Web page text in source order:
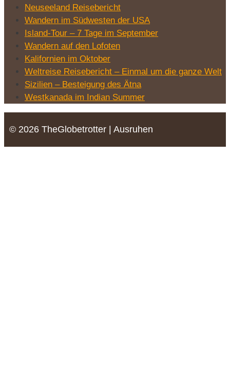
Neuseeland Reisebericht
Wandern im Südwesten der USA
Island-Tour – 7 Tage im September
Wandern auf den Lofoten
Kalifornien im Oktober
Weltreise Reisebericht – Einmal um die ganze Welt
Sizilien – Besteigung des Ätna
Westkanada im Indian Summer
© 2026 TheGlobetrotter | Ausruhen